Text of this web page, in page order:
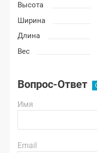
Высота
Ширина
Длина
Вес
Вопрос-Ответ
Имя
Email